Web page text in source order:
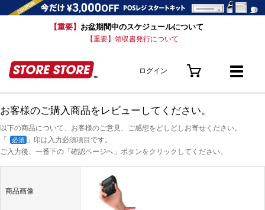
【重要】 お盆期間中のスケジュールについて
【重要】領収書発行について
ログイン
お客様のご購入商品をレビューしてください。
以下の商品について、お客様のご意見、ご感想をどしどしお寄せください。
「
必須 」印は入力必須項目です。
ご入力後、一番下の「確認ページへ」ボタンをクリックしてください。
商品画像